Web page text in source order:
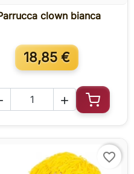
 Anteprima
clown bianca
18,85 €

favorite_border